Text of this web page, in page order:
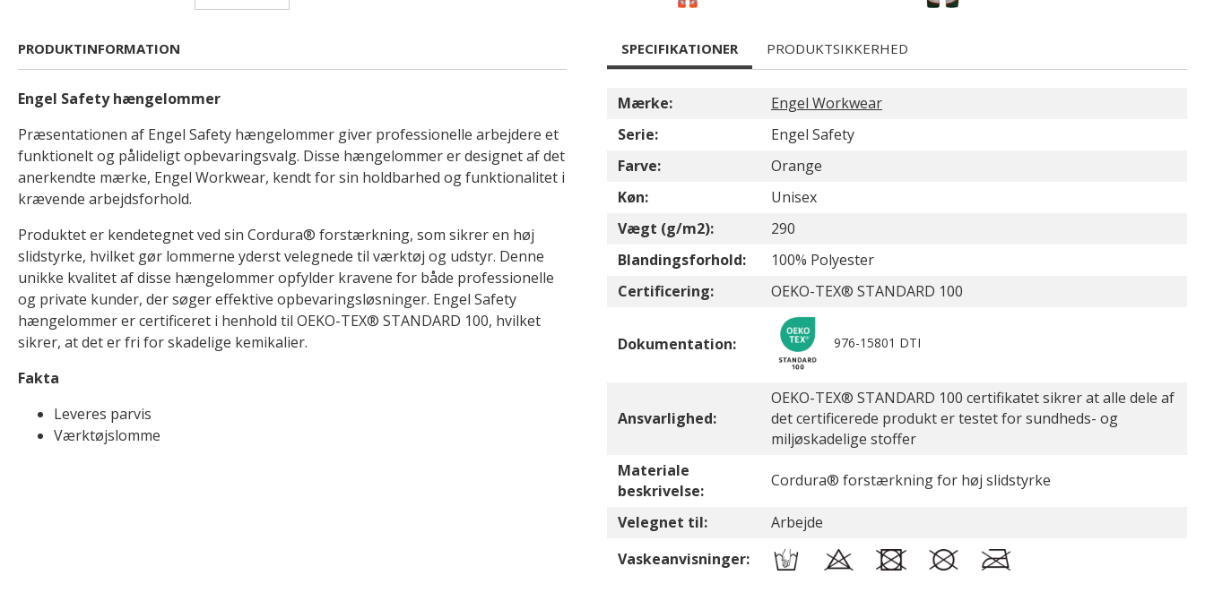
PRODUKTINFORMATION
Engel Safety hængelommer
Præsentationen af Engel Safety hængelommer giver professionelle arbejdere et
funktionelt og pålideligt opbevaringsvalg. Disse hængelommer er designet af det
anerkendte mærke, Engel Workwear, kendt for sin holdbarhed og funktionalitet i
krævende arbejdsforhold.
Produktet er kendetegnet ved sin Cordura® forstærkning, som sikrer en høj
slidstyrke, hvilket gør lommerne yderst velegnede til værktøj og udstyr. Denne
unikke kvalitet af disse hængelommer opfylder kravene for både professionelle
og private kunder, der søger effektive opbevaringsløsninger. Engel Safety
hængelommer er certificeret i henhold til OEKO-TEX® STANDARD 100, hvilket
sikrer, at det er fri for skadelige kemikalier.
Fakta
Leveres parvis
Værktøjslomme
SPECIFIKATIONER PRODUKTSIKKERHED
Mærke:
Engel Workwear
Serie:
Engel Safety
Farve:
Orange
Køn:
Unisex
Vægt (g/m2):
290
Blandingsforhold:
100% Polyester
Certificering:
OEKO-TEX® STANDARD 100
Dokumentation: 976-15801 DTI
Ansvarlighed:
OEKO-TEX® STANDARD 100 certifikatet sikrer at alle dele af
det certificerede produkt er testet for sundheds- og
miljøskadelige stoffer
Materiale
beskrivelse:
Cordura® forstærkning for høj slidstyrke
Velegnet til:
Arbejde
Vaskeanvisninger: